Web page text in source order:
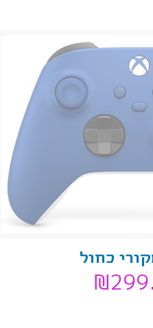
כחול
₪